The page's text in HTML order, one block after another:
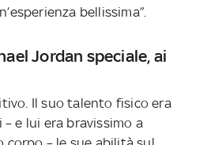
bellissima”.
Jordan speciale, ai
Il suo talento fisico era
e lui era bravissimo a